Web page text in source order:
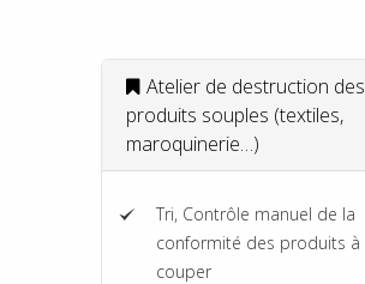
Atelier de destruction des
produits souples (textiles,
maroquinerie…)
Tri, Contrôle manuel de la
conformité des produits à
couper